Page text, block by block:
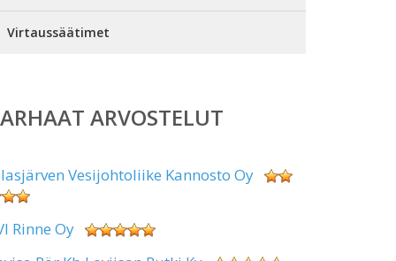
Virtaussäätimet
ARVOSTELUT
Vesijohtoliike Kannosto Oy
Rinne Oy